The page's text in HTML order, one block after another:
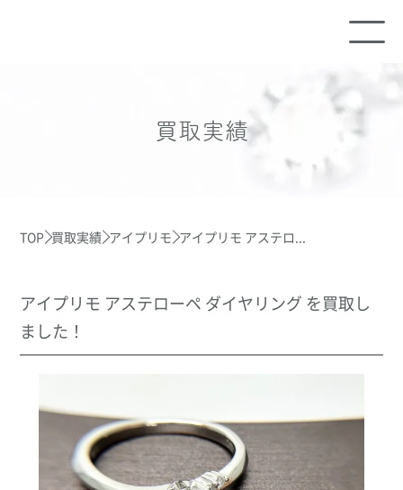
買取実績
TOP 買取実績 アイプリモ アイプリモ アステロ...
アイプリモ アステローペ ダイヤリング を買取し
ました！